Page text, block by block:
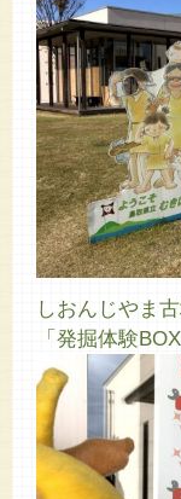
しおんじやま
「発掘体験